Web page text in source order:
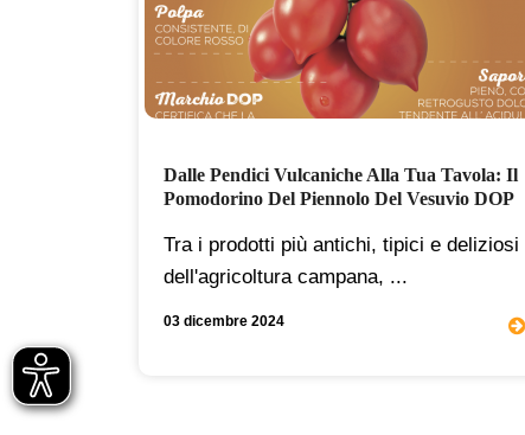
Dalle Pendici Vulcaniche Alla Tua Tavola: Il
Pomodorino Del Piennolo Del Vesuvio DOP
Tra i prodotti più antichi, tipici e deliziosi
dell'agricoltura campana, ...
03 dicembre 2024